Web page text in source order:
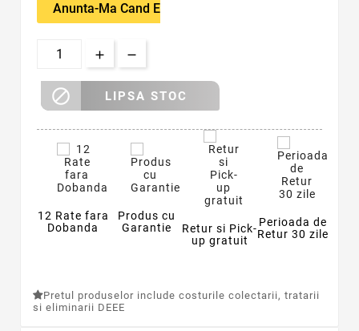
Anunta-Ma Cand Este Disponibil
 LIPSA STOC
12 Rate fara
Dobanda
Produs cu
Garantie
Retur si Pick-
up gratuit
Perioada de
Retur 30 zile
Pretul produselor include costurile colectarii, tratarii
si eliminarii DEEE